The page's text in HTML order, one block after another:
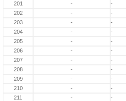
201
-
-
202
-
-
203
-
-
204
-
-
205
-
-
206
-
-
207
-
-
208
-
-
209
-
-
210
-
-
211
-
-